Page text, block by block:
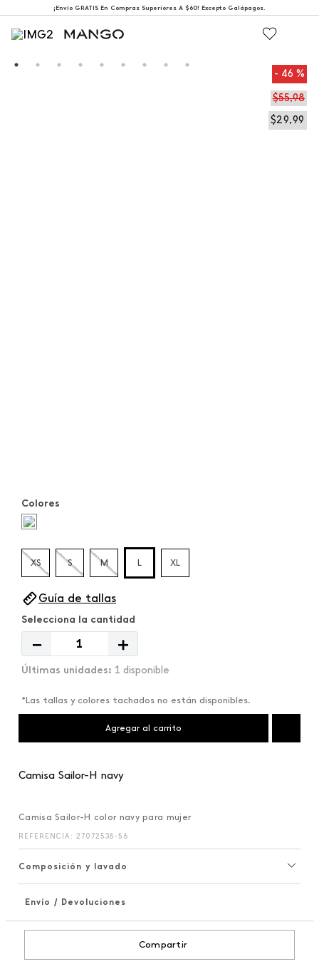
¡Envío GRATIS En Compras Superiores A $60! Excepto Galápagos.
46 %
$55,98
$29,99
Colores
XS S M L XL
Guía de tallas
＋
－
1 disponible
*Las tallas y colores tachados no están disponibles.
Agregar al carrito
Camisa Sailor-H navy
Camisa Sailor-H color navy para mujer
REFERENCIA : 27072538-56
Composición y lavado
Envío / Devoluciones
Compartir